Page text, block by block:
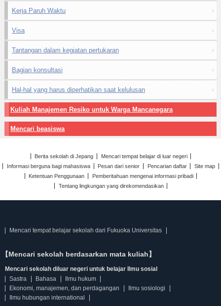
Kerja Paruh Waktu
Visa
Tantangan dalam kegiatan pertukaran
Bagian konsultasi
Hal-hal yang harus diperhatikan saat kelulusan
Kuliah Manajemen Resiko untuk Warga Mancanegara
Mencari beasiswa
Berita sekolah di Jepang
Mencari tempat belajar di luar negeri
Informasi berguna bagi mahasiswa
Pesan dari senior Pencarian daftar
Site map
Ketentuan Penggunaan
Pemberitahuan mengenai informasi pribadi
Tentang lingkungan yang direkomendasikan
Mencari tempat belajar sekolah dari Fukuoka Universitas
【Mencari sekolah berdasarkan mata kuliah】
Mencari sekolah diluar negeri untuk belajar Ilmu sosial
Sastra
Bahasa
Ilmu hukum
Ekonomi, manajemen, dan perdagangan
Ilmu sosiologi
Ilmu hubungan international